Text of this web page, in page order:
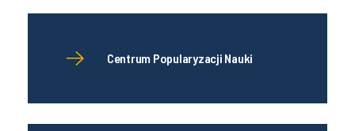
Centrum Popularyzacji Nauki